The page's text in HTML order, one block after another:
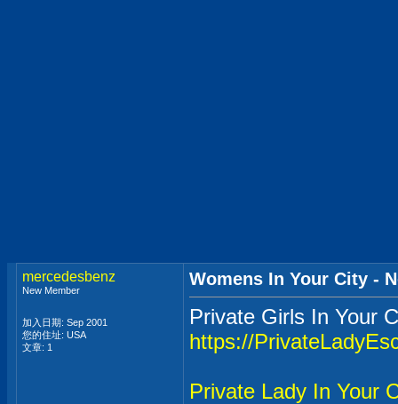
mercedesbenz
New Member
加入日期: Sep 2001
您的住址: USA
文章: 1
Womens In Your City -
Private Girls In Your
https://
Private Lady In Your